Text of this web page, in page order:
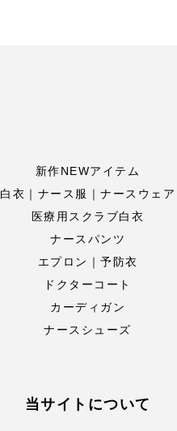
新作NEWアイテム
白衣｜ナース服｜ナースウェア
医療用スクラブ白衣
ナースパンツ
エプロン｜予防衣
ドクターコート
カーディガン
ナースシューズ
当サイトについて